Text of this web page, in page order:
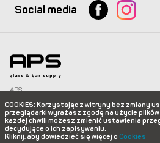
COOKIES: Korzystając z witryny bez zmiany
przeglądarki wyrażasz zgodę na użycie plików
każdej chwili możesz zmienić ustawienia
decydujące o ich zapisywaniu.
Kliknij, aby dowiedzieć się więcej o Cookies
Social media
APS
Glass & Bar Supply Sp. z o.o. wszystkie prawa
info@apspolska.pl|Mapa strony| Infolinia:+48
e-commerce platform by